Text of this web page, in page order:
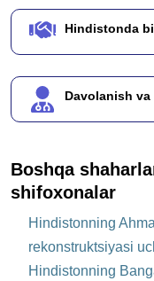
Hindistonda
Davolanish
Boshqa
shifoxonalar
Hindistonning
rekonstruktsiyasi
Hindistonning